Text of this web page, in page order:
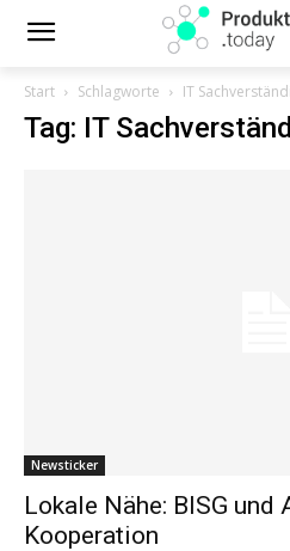
Start Schlagworte IT
Tag: IT
Newsticker
Lokale Nähe: BISG
Kooperation